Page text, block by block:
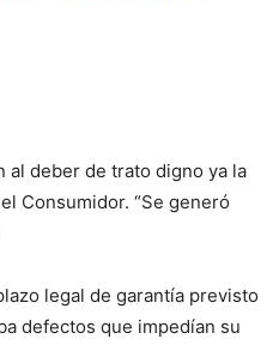
al deber de trato digno ya la
Consumidor. “Se generó
legal de garantía previsto
defectos que impedían su